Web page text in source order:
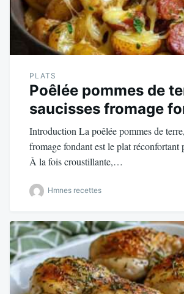
PLATS
Poêlée pommes de
saucisses fromage
Introduction La poêlée pommes de
fromage fondant est le plat réconfortant
À la fois croustillante,…
Hmnes recettes